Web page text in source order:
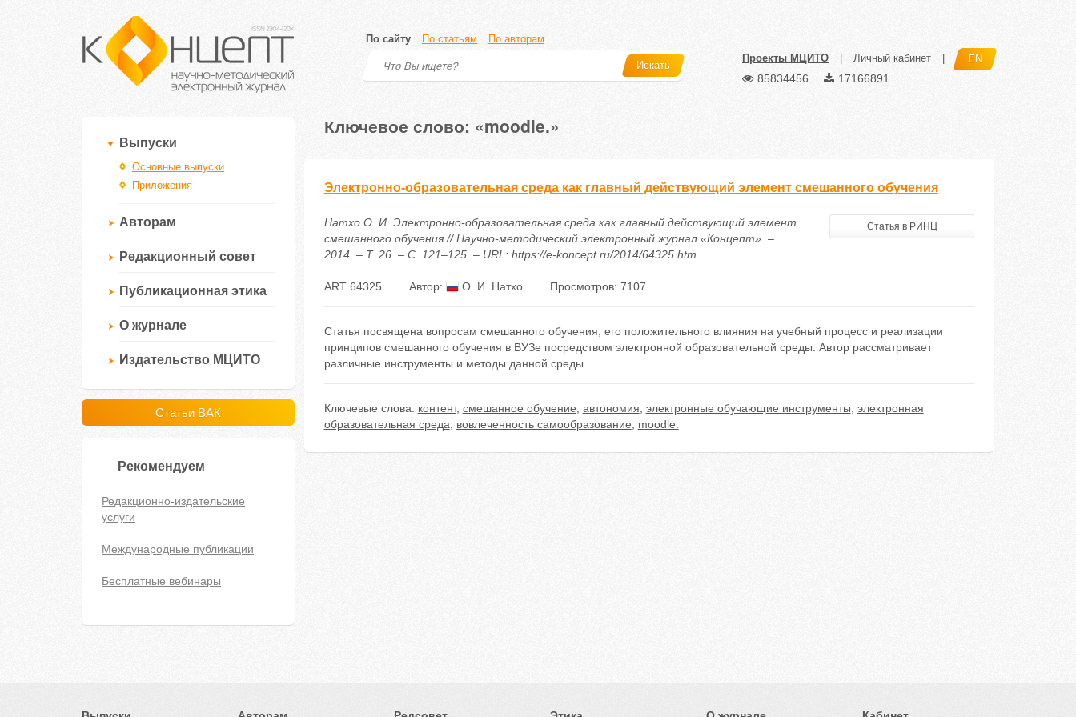
По сайту По статьям По авторам
Искать
Проекты МЦИТО Личный кабинет EN
85834456 17166891
Выпуски
Основные выпуски
Приложения
Авторам
Редакционный совет
Публикационная этика
О журнале
Издательство МЦИТО
Статьи ВАК
Рекомендуем
Редакционно-издательские
услуги
Международные публикации
Бесплатные вебинары
Ключевое слово: «moodle.»
Электронно-образовательная среда как главный действующий элемент смешанного обучения
Натхо О. И. Электронно-образовательная среда как главный действующий элемент
смешанного обучения // Научно-методический электронный журнал «Концепт». –
2014. – Т. 26. – С. 121–125. – URL: https://e-koncept.ru/2014/64325.htm
Статья в РИНЦ
ART 64325 Автор: О. И. Натхо Просмотров: 7107
Статья посвящена вопросам смешанного обучения, его положительного влияния на учебный процесс и реализации
принципов смешанного обучения в ВУЗе посредством электронной образовательной среды. Автор рассматривает
различные инструменты и методы данной среды.
Ключевые слова: контент, смешанное обучение автономия электронные обучающие инструменты электронная
образовательная среда
вовлеченность самообразование moodle.